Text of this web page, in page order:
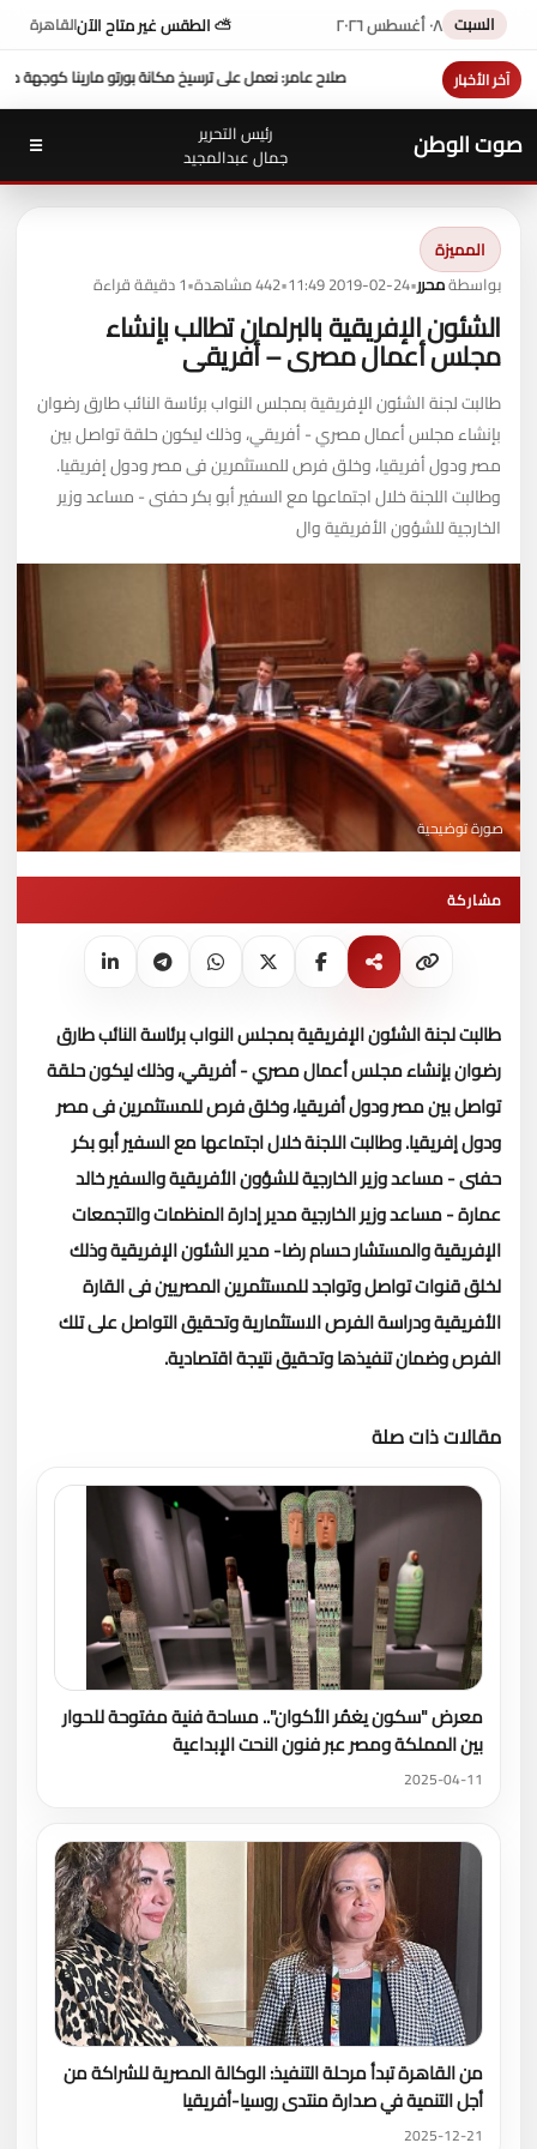
السبت ٠٨ أغسطس ٢٠٢٦ ⛅ الطقس غير متاح الآنالقاهرة
آخر الأخبار
للتيسيرعزاء واجب ..مكانة بورتو مارينا كوجهة متكاملة لسياحة اليخوت في مصر
صوت الوطن
رئيس التحرير
جمال عبدالمجيد
☰
المميزة
بواسطةمحرر•
2019-02-24 11:49
•442 مشاهدة •1 دقيقة قراءة
الشئون الإفريقية بالبرلمان تطالب بإنشاء
مجلس أعمال مصرى – أفريقى
طالبت لجنة الشئون الإفريقية بمجلس النواب برئاسة النائب طارق رضوان
بإنشاء مجلس أعمال مصري - أفريقي، وذلك ليكون حلقة تواصل بين
مصر ودول أفريقيا، وخلق فرص للمستثمرين فى مصر ودول إفريقيا.
وطالبت اللجنة خلال اجتماعها مع السفير أبو بكر حفنى - مساعد وزير
الخارجية للشؤون الأفريقية وال
صورة توضيحية
مشاركة
طالبت لجنة الشئون الإفريقية بمجلس النواب برئاسة النائب طارق
رضوان بإنشاء مجلس أعمال مصري - أفريقي، وذلك ليكون حلقة
تواصل بين مصر ودول أفريقيا، وخلق فرص للمستثمرين فى مصر
ودول إفريقيا.وطالبت اللجنة خلال اجتماعها مع السفير أبو بكر
حفنى - مساعد وزير الخارجية للشؤون الأفريقية والسفير خالد
عمارة - مساعد وزير الخارجية مدير إدارة المنظمات والتجمعات
الإفريقية والمستشار حسام رضا- مدير الشئون الإفريقية وذلك
لخلق قنوات تواصل وتواجد للمستثمرين المصريين فى القارة
الأفريقية ودراسة الفرص الاستثمارية وتحقيق التواصل على تلك
الفرص وضمان تنفيذها وتحقيق نتيجة اقتصادية.
مقالات ذات صلة
معرض "سكون يغمُر الأكوان".. مساحة فنية مفتوحة للحوار
بين المملكة ومصر عبر فنون النحت الإبداعية
2025-04-11
من القاهرة تبدأ مرحلة التنفيذ: الوكالة المصرية للشراكة من
أجل التنمية في صدارة منتدى روسيا-أفريقيا
2025-12-21